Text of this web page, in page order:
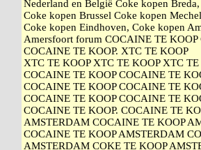
Nederland en België Coke kopen
Coke kopen Brussel Coke kopen
Coke kopen Eindhoven, Coke kopen
Amersfoort forum COCAINE TE
COCAINE TE KOOP. XTC TE KOOP
XTC TE KOOP XTC TE KOOP XTC
COCAINE TE KOOP COCAINE TE
COCAINE TE KOOP COCAINE TE
COCAINE TE KOOP COCAINE TE
COCAINE TE KOOP. COCAINE TE
AMSTERDAM COCAINE TE KOOP
COCAINE TE KOOP AMSTERDAM
AMSTERDAM COKE TE KOOP